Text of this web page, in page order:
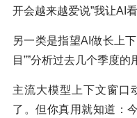
开会越来越爱说”我让AI看
另一类是指望AI做长上
目””分析过去几个季度的
主流大模型上下文窗口
了。但你真用就知道：